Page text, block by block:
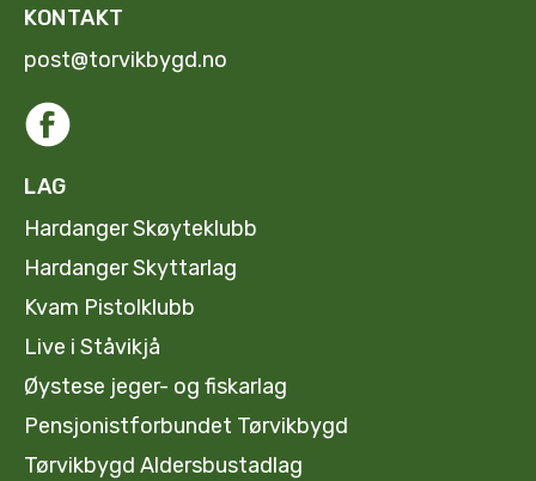
KONTAKT
post@torvikbygd.no
LAG
Hardanger Skøyteklubb
Hardanger Skyttarlag
Kvam Pistolklubb
Live i Ståvikjå
Øystese jeger- og fiskarlag
Pensjonistforbundet Tørvikbygd
Tørvikbygd Aldersbustadlag